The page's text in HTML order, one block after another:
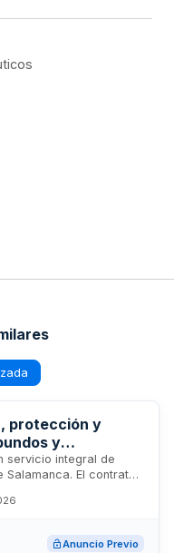
protección y
y
servicio integral de
El contrato
vagabundos y
del centro
la organización y
Anuncio Previo